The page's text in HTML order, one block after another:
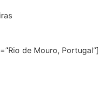
de Mouro, Portugal”]